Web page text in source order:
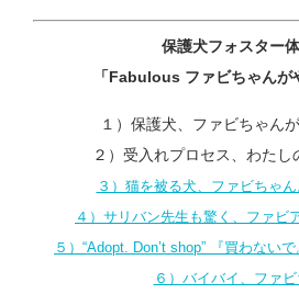
保護犬フォスター
「Fabulous ファビちゃんが
１）保護犬、ファビちゃん
２）受入れプロセス、わたし
３）猫を被る犬、ファビちゃん
４）サリバン先生も驚く、ファビ
５）“Adopt. Don’t shop” 『買わない
６）バイバイ、ファ